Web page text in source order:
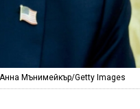
Мънимейкър/Getty Images